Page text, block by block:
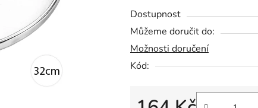
hvězdiček.
Dostupnost
Můžeme doručit do:
Možnosti doručení
Kód: